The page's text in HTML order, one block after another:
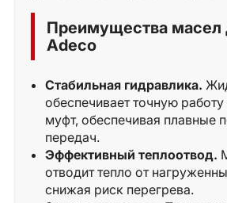
Преимущества
Adeco
Стабильная гидравлика.
обеспечивает точную
муфт, обеспечивая плавные
передач.
Эффективный теплоотвод.
отводит тепло от
снижая риск перегрева.